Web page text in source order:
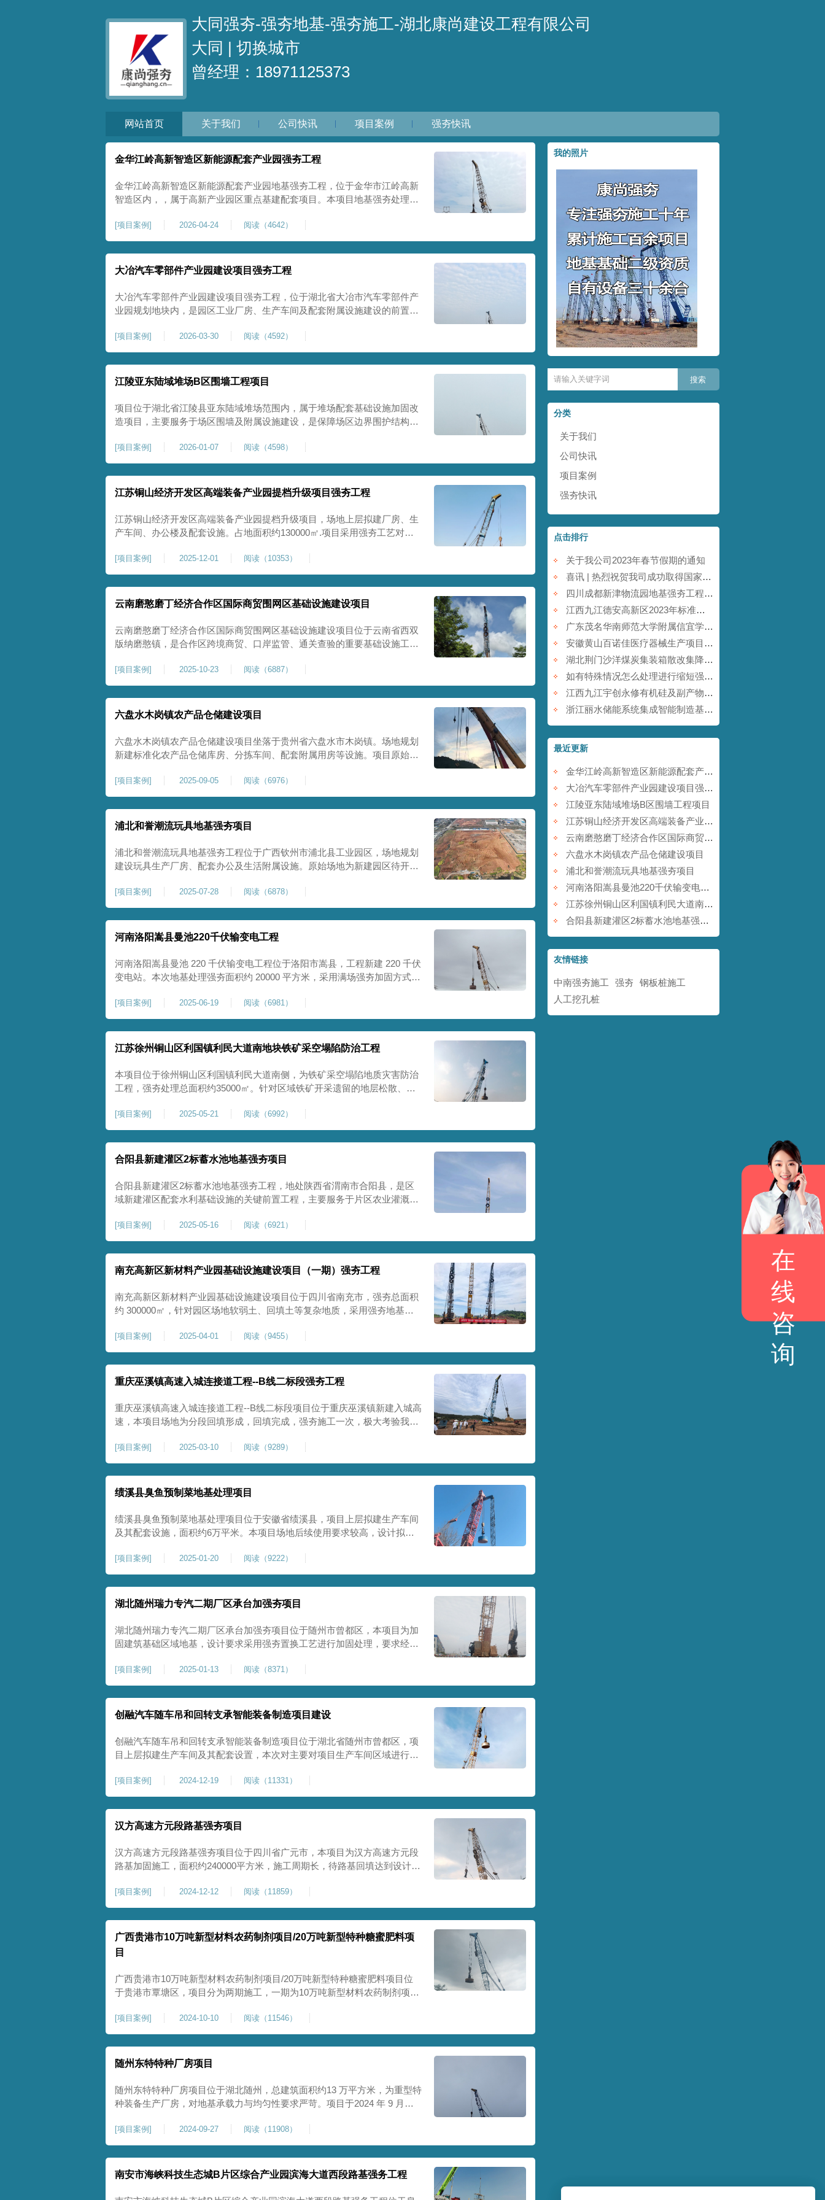
大同强夯-强夯地基-强夯施工-湖北康尚建设工程有限公司
大同 | 切换城市
曾经理：18971125373
网站首页 关于我们 公司快讯 项目案例 强夯快讯
金华江岭高新智造区新能源配套产业园强夯工程
金华江岭高新智造区新能源配套产业园地基强夯工程，位于金华市江岭高新
智造区内，，属于高新产业园区重点基建配套项目。本项目地基强夯处理总
区新建建设用地，原始场地土质松散、土层固结不均匀、孔隙较大、地基承
载力偏弱。新能源产业园厂房及配套设施对
[项目案例 ] 2026-04-24 阅读（4642）
大冶汽车零部件产业园建设项目强夯工程
大冶汽车零部件产业园建设项目强夯工程，位于湖北省大冶市汽车零部件产
业园规划地块内，是园区工业厂房、生产车间及配套附属设施建设的前置基
散、土质均匀性较差、土体固结度不足，天然地基承载力偏低。汽车零部件
生产厂房对地基平整度、整体刚度、沉降控
[项目案例 ] 2026-03-30 阅读（4592）
江陵亚东陆域堆场B区围墙工程项目
项目位于湖北省江陵县亚东陆域堆场范围内，属于堆场配套基础设施加固改
造项目，主要服务于场区围墙及附属设施建设，是保障场区边界围护结构稳
㎡，施工范围为陆域堆场B区围墙沿线及配套场地。原场地土层松散、回填
不均、固结程度差，地基承载力较低，且堆
[项目案例 ] 2026-01-07 阅读（4598）
江苏铜山经济开发区高端装备产业园提档升级项目强夯工程
江苏铜山经济开发区高端装备产业园提档升级项目，场地上层拟建厂房、生
产车间、办公楼及配套设施。占地面积约130000㎡.项目采用强夯工艺对地
压缩模量≥5MPa，工程实施后将有效提升场地整体承载力与均匀性，消除不
均匀沉降隐患，为园区高端装备产业项目
[项目案例 ] 2025-12-01 阅读（10353）
云南磨憨磨丁经济合作区国际商贸围网区基础设施建设项目
云南磨憨磨丁经济合作区国际商贸围网区基础设施建设项目位于云南省西双
版纳磨憨镇，是合作区跨境商贸、口岸监管、通关查验的重要基础设施工
夯加固施工工艺，通过全场地强夯提升地基承载力、消除不均匀沉降，满足
围网区后续建（构）筑物及重型作业场地使
[项目案例 ] 2025-10-23 阅读（6887）
六盘水木岗镇农产品仓储建设项目
六盘水木岗镇农产品仓储建设项目坐落于贵州省六盘水市木岗镇。场地规划
新建标准化农产品仓储库房、分拣车间、配套附属用房等设施。项目原始场
体承载力偏弱、均匀性不足。农产品仓储建筑需长期承受货物堆放荷载，对
地基沉降稳定性、整体密实度要求较高，
[项目案例 ] 2025-09-05 阅读（6976）
浦北和誉潮流玩具地基强夯项目
浦北和誉潮流玩具地基强夯工程位于广西钦州市浦北县工业园区，场地规划
建设玩具生产厂房、配套办公及生活附属设施。原始场地为新建园区待开发
差，若直接施工易出现地基不均匀沉降、地面开裂、墙体变形等质量问题，
无法满足工业厂房长期荷载及规范建设标
[项目案例 ] 2025-07-28 阅读（6878）
河南洛阳嵩县曼池220千伏输变电工程
河南洛阳嵩县曼池 220 千伏输变电工程位于洛阳市嵩县，工程新建 220 千伏
变电站。本次地基处理强夯面积约 20000 平方米，采用满场强夯加固方式改
各类构支架、电气设备及配套设施建设标准。本项目是嵩县重要电力基础设
施，投运后优化区域电网布局，增强当
[项目案例 ] 2025-06-19 阅读（6981）
江苏徐州铜山区利国镇利民大道南地块铁矿采空塌陷防治工程
本项目位于徐州铜山区利国镇利民大道南侧，为铁矿采空塌陷地质灾害防治
工程，强夯处理总面积约35000㎡。针对区域铁矿开采遗留的地层松散、裂
险，提升场地整体稳定性与承载力，彻底改善地块建设条件，实现矿区地质
灾害治理与土地安全利用。
[项目案例 ] 2025-05-21 阅读（6992）
合阳县新建灌区2标蓄水池地基强夯项目
合阳县新建灌区2标蓄水池地基强夯工程，地处陕西省渭南市合阳县，是区
域新建灌区配套水利基础设施的关键前置工程，主要服务于片区农业灌溉蓄
稳定运行。本工程核心施工内容为蓄水池场地地基强夯加固处理，总强夯施
工面积25000㎡，施工完成后场地上部将新
[项目案例 ] 2025-05-16 阅读（6921）
南充高新区新材料产业园基础设施建设项目（一期）强夯工程
南充高新区新材料产业园基础设施建设项目位于四川省南充市，强夯总面积
约 300000㎡，针对园区场地软弱土、回填土等复杂地质，采用强夯地基加
筑牢基础。本项目施工作业面积大，我司将整个场地施工区域合理划分为若
干个区段，分区分段施工，投入强夯设备3
[项目案例 ] 2025-04-01 阅读（9455）
重庆巫溪镇高速入城连接道工程--B线二标段强夯工程
重庆巫溪镇高速入城连接道工程--B线二标段项目位于重庆巫溪镇新建入城高
速，本项目场地为分段回填形成，回填完成，强夯施工一次，极大考验我司
一次，确认工程量，严格把控每标段施工区域的施工质量，确保工程整体质
量。在施工过程中我司严格按照设计规范
[项目案例 ] 2025-03-10 阅读（9289）
绩溪县臭鱼预制菜地基处理项目
绩溪县臭鱼预制菜地基处理项目位于安徽省绩溪县，项目上层拟建生产车间
及其配套设施，面积约6万平米。本项目场地后续使用要求较高，设计拟采
配备28m龙门架一幅辅助高能级强夯施工，配备85T，直径为2m，高度为
2.2m的柱锤一个，柱锤接地面积更小，强夯穿透
[项目案例 ] 2025-01-20 阅读（9222）
湖北随州瑞力专汽二期厂区承台加强夯项目
湖北随州瑞力专汽二期厂区承台加强夯项目位于随州市曾都区，本项目为加
固建筑基础区域地基，设计要求采用强夯置换工艺进行加固处理，要求经处
物，且本项目采用夯击能较大，夯击次数较多，为确保场地临近建筑物安全
性，我司在临近建筑物的场地界限开挖减震沟
[项目案例 ] 2025-01-13 阅读（8371）
创融汽车随车吊和回转支承智能装备制造项目建设
创融汽车随车吊和回转支承智能装备制造项目位于湖北省随州市曾都区，项
目上层拟建生产车间及其配套设置，本次对主要对项目生产车间区域进行强
康尚强夯公司于2024年12月15日组织设备人员进场，设备型号为
ZRYG3500C，施工作业人员按照设计严格施工。
[项目案例 ] 2024-12-19 阅读（11331）
汉方高速方元段路基强夯项目
汉方高速方元段路基强夯项目位于四川省广元市，本项目为汉方高速方元段
路基加固施工，面积约240000平方米，施工周期长，待路基回填达到设计标
月20日安排设备人员进场，按照图纸设计施工。
[项目案例 ] 2024-12-12 阅读（11859）
广西贵港市10万吨新型材料农药制剂项目/20万吨新型特种糖蜜肥料项
目
广西贵港市10万吨新型材料农药制剂项目/20万吨新型特种糖蜜肥料项目位
于贵港市覃塘区，项目分为两期施工，一期为10万吨新型材料农药制剂项目
夯和普通强夯施工两种施工模式。为确保后期地基使用要求，单独对基础承
台位置地基进行置换加强夯，其他区域采用
[项目案例 ] 2024-10-10 阅读（11546）
随州东特特种厂房项目
随州东特特种厂房项目位于湖北随州，总建筑面积约13 万平方米，为重型特
种装备生产厂房，对地基承载力与均匀性要求严苛。项目于2024 年 9 月正
面提升场地密实度与承载性能，满足重载车间、设备基础与行车轨道的长期
稳定运行要求。项目严格遵循强夯地基处
[项目案例 ] 2024-09-27 阅读（11908）
南安市海峡科技生态城B片区综合产业园滨海大道西段路基强务工程
我的照片
分类
关于我们
公司快讯
项目案例
强夯快讯
点击排行
关于我公司2023年春节假期的通知
喜讯 | 热烈祝贺我司成功取得国家商标注册证书！
四川成都新津物流园地基强夯工程【康尚强夯建设】
江西九江德安高新区2023年标准厂房及配套基础设施建设项目【康尚强夯建设】
广东茂名华南师范大学附属信宜学校强夯地基项目【康尚强夯建设】
安徽黄山百诺佳医疗器械生产项目(一期)地基强夯工程【康尚强夯建设】
湖北荆门沙洋煤炭集装箱散改集降水强夯项目【康尚强夯建设】
如有特殊情况怎么处理进行缩短强夯施工的工期
江西九江宇创永修有机硅及副产物综合利用项目强夯工程【康尚强夯建设】
浙江丽水储能系统集成智能制造基地项目强夯工程【康尚强夯建设】
最近更新
金华江岭高新智造区新能源配套产业园强夯工程
大冶汽车零部件产业园建设项目强夯工程
江陵亚东陆域堆场B区围墙工程项目
江苏铜山经济开发区高端装备产业园提档升级项目强夯工程
云南磨憨磨丁经济合作区国际商贸围网区基础设施建设项目
六盘水木岗镇农产品仓储建设项目
浦北和誉潮流玩具地基强夯项目
河南洛阳嵩县曼池220千伏输变电工程
江苏徐州铜山区利国镇利民大道南地块铁矿采空塌陷防治工程
合阳县新建灌区2标蓄水池地基强夯项目
友情链接
中南强夯施工 强夯
钢板桩施工
人工挖孔桩
在
线
咨
询